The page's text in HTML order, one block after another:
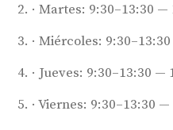
Martes: 9:30–13:30 —
Miércoles:
Jueves: 9:30–13:30 —
Viernes: 9:30–13:30 —